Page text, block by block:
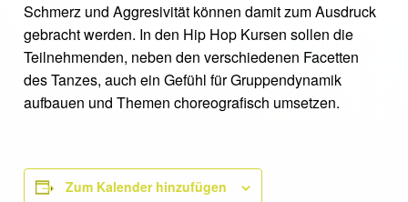
Schmerz und Aggresivität können damit zum Ausdruck
gebracht werden. In den Hip Hop Kursen sollen die
Teilnehmenden, neben den verschiedenen Facetten
des Tanzes, auch ein Gefühl für Gruppendynamik
aufbauen und Themen choreografisch umsetzen.
Zum Kalender hinzufügen